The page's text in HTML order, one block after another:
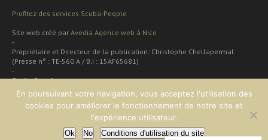
Profitez des services Scuba-People
Site web créé par Avedia Agence web à Nice
-
Propriétaire et Directeur de la publication: Christophe Chellapermal
(Presse n° : TE-560 A / B.I : 15AF65681)
-
Scuba People
Rua cardal de são josé 48 apt
2 dt
Lisboa, PORTUGAL
EN HAUT
En poursuivant votre navigation, vous acceptez l'utilisation des
cookies pour améliorer le fonctionnement de notre site et
l'expérience utilisateur.
Ok No
Conditions d'utilisation du site